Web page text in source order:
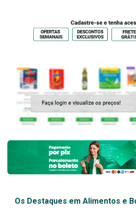
Os Destaques em Alimentos e